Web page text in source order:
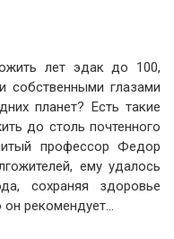
лет эдак до 100,
собственными глазами
планет? Есть такие
до столь почтенного
профессор Федор
ему удалось
сохраняя здоровье
он рекомендует…